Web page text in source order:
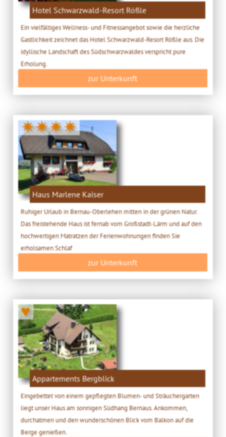
Hotel Schwarzwald-Resort Rößle
Ein vielfältiges Wellness- und Fitnessangebot sowie die herzliche
Gastlichkeit zeichnet das Hotel Schwarzwald-Resort Rößle aus. Die
idyllische Landschaft des Südschwarzwaldes verspricht pure
Erholung.
zur Unterkunft
✷✷✷✷
Haus Marlene Kaiser
Ruhiger Urlaub in Bernau-Oberlehen mitten in der grünen Natur.
Das freistehende Haus ist fernab vom Großstadt-Lärm und auf den
hochwertigen Matratzen der Ferienwohnungen finden Sie
erholsamen Schlaf
zur Unterkunft
♥
Appartements Bergblick
Eingebettet von einem gepflegten Blumen- und Sträuchergarten
liegt unser Haus am sonnigen Südhang Bernaus. Ankommen,
durchatmen und den wunderschönen Blick vom Balkon auf die
Berge genießen.